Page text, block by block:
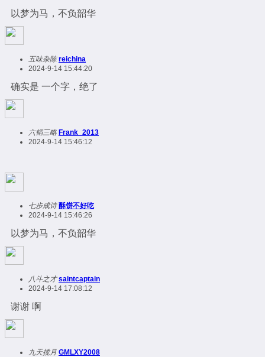
以梦为马，不负韶华
五味杂陈 reichina
2024-9-14 15:44:20
确实是 一个字，绝了
六韬三略 Frank_2013
2024-9-14 15:46:12
七步成诗 酥饼不好吃
2024-9-14 15:46:26
以梦为马，不负韶华
八斗之才 saintcaptain
2024-9-14 17:08:12
谢谢 啊
九天揽月 GMLXY2008